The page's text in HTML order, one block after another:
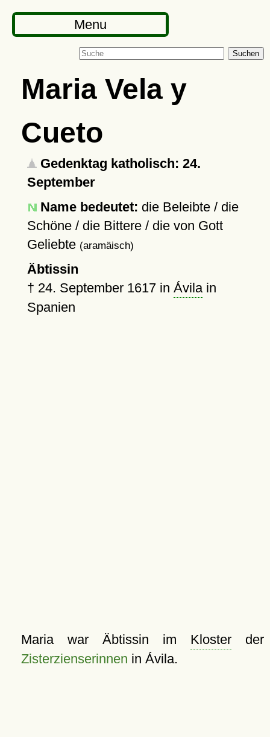
Menu
Suchen
Maria Vela y
Cueto
Gedenktag katholisch: 24.
September
Name bedeutet: die Beleibte / die
Schöne / die Bittere / die von Gott
Geliebte (aramäisch)
Äbtissin
† 24. September 1617in Ávilain
Spanien
Maria war Äbtissin im Klosterder
Zisterzienserinnen in Ávila.